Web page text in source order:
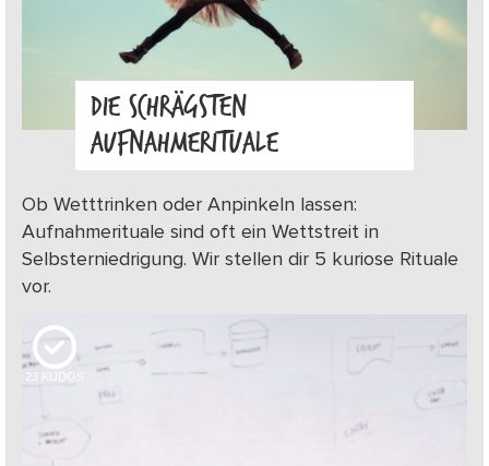
DIE SCHRÄGSTEN
AUFNAHMERITUALE
Ob Wetttrinken oder Anpinkeln lassen:
Aufnahmerituale sind oft ein Wettstreit in
Selbsterniedrigung. Wir stellen dir 5 kuriose Rituale
vor.
23 KUDOS